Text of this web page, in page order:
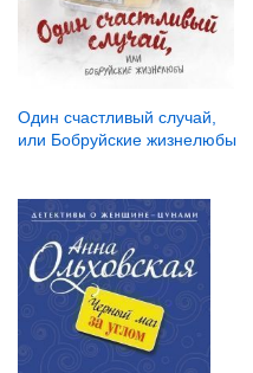
Один счастливый случай,
или Бобруйские жизнелюбы